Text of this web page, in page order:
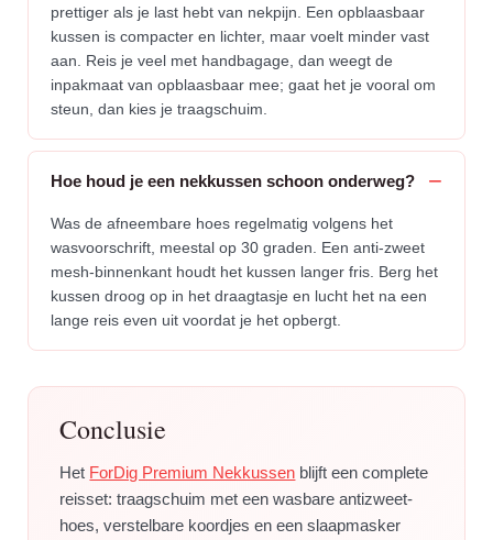
prettiger als je last hebt van nekpijn. Een opblaasbaar
kussen is compacter en lichter, maar voelt minder vast
aan. Reis je veel met handbagage, dan weegt de
inpakmaat van opblaasbaar mee; gaat het je vooral om
steun, dan kies je traagschuim.
Hoe houd je een nekkussen schoon onderweg?
Was de afneembare hoes regelmatig volgens het
wasvoorschrift, meestal op 30 graden. Een anti-zweet
mesh-binnenkant houdt het kussen langer fris. Berg het
kussen droog op in het draagtasje en lucht het na een
lange reis even uit voordat je het opbergt.
Conclusie
Het ForDig Premium Nekkussen blijft een complete
reisset: traagschuim met een wasbare antizweet-
hoes, verstelbare koordjes en een slaapmasker